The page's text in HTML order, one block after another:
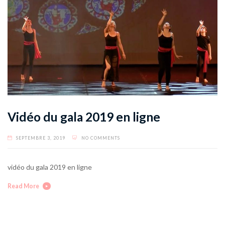
Vidéo du gala 2019 en ligne
SEPTEMBRE 3, 2019 NO COMMENTS
vidéo du gala 2019 en ligne
Read More